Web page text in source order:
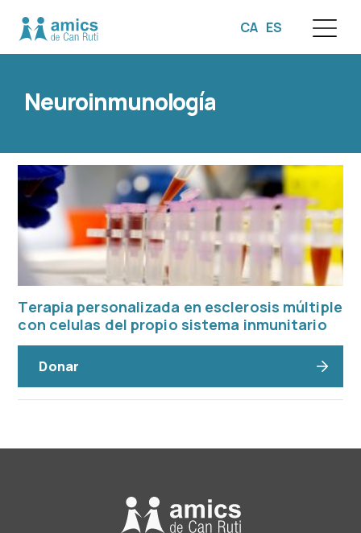
CA ES
Neuroinmunología
Terapia personalizada en esclerosis múltiple
con celulas del propio sistema inmunitario
Donar